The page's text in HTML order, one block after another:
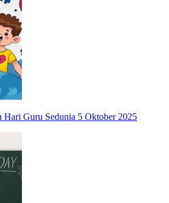
Hari Guru Sedunia 5 Oktober 2025